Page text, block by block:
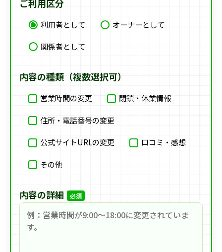
ご利用区分
利用者として
オーナーとして
関係者として
内容の種類（複数選択可）
営業時間の変更 閉鎖・休業情報
住所・電話番号の変更
公式サイトURLの変更 口コミ・感想
その他
内容の詳細 必須